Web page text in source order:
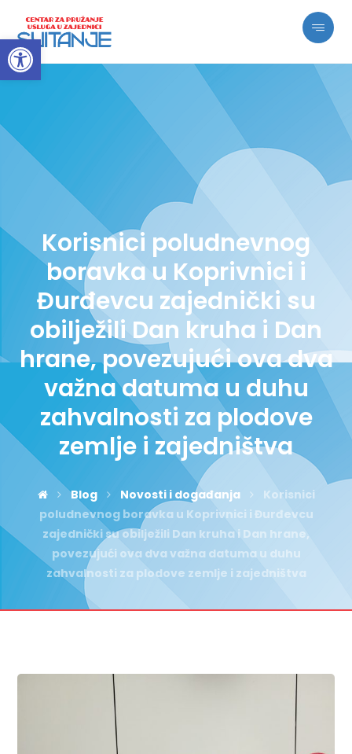
Open toolbar
Korisnici poludnevnog
boravka u Koprivnici i
Đurđevcu zajednički su
obilježili Dan kruha i Dan
hrane, povezujući ova dva
važna datuma u duhu
zahvalnosti za plodove
zemlje i zajedništva
Blog Novosti i događanja
Korisnici
poludnevnog boravka u Koprivnici i Đurđevcu
zajednički su obilježili Dan kruha i Dan hrane,
povezujući ova dva važna datuma u duhu
zahvalnosti za plodove zemlje i zajedništva